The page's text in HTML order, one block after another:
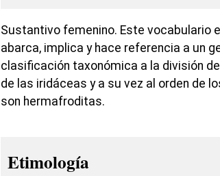
Sustantivo femenino. Este vocabulario
abarca, implica y hace referencia a un
clasificación taxonómica a la división
de las iridáceas y a su vez al orden de
son hermafroditas.
Etimología